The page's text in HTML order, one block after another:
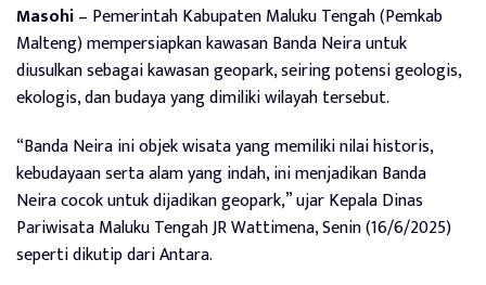
Masohi– Pemerintah Kabupaten Maluku Tengah (Pemkab
Malteng) mempersiapkan kawasan Banda Neira untuk
diusulkan sebagai kawasan geopark, seiring potensi geologis,
ekologis, dan budaya yang dimiliki wilayah tersebut.
“Banda Neira ini objek wisata yang memiliki nilai historis,
kebudayaan serta alam yang indah, ini menjadikan Banda
Neira cocok untuk dijadikan geopark,” ujar Kepala Dinas
Pariwisata Maluku Tengah JR Wattimena, Senin (16/6/2025)
seperti dikutip dariAntara.